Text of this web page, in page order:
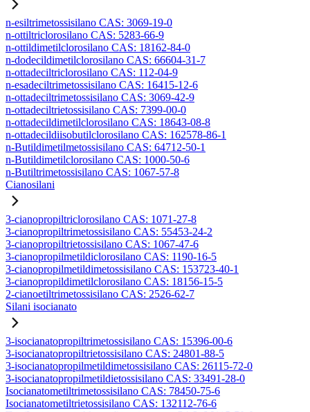
n-esiltrimetossisilano CAS: 3069-19-0
n-ottiltriclorosilano CAS: 5283-66-9
n-ottildimetilclorosilano CAS: 18162-84-0
n-dodecildimetilclorosilano CAS: 66604-31-7
n-ottadeciltriclorosilano CAS: 112-04-9
n-esadeciltrimetossisilano CAS: 16415-12-6
n-ottadeciltrimetossisilano CAS: 3069-42-9
n-ottadeciltrietossisilano CAS: 7399-00-0
n-ottadecildimetilclorosilano CAS: 18643-08-8
n-ottadecildiisobutilclorosilano CAS: 162578-86-1
n-Butildimetilmetossisilano CAS: 64712-50-1
n-Butildimetilclorosilano CAS: 1000-50-6
n-Butiltrimetossisilano CAS: 1067-57-8
Cianosilani
3-cianopropiltriclorosilano CAS: 1071-27-8
3-cianopropiltrimetossisilano CAS: 55453-24-2
3-cianopropiltrietossisilano CAS: 1067-47-6
3-cianopropilmetildiclorosilano CAS: 1190-16-5
3-cianopropilmetildimetossisilano CAS: 153723-40-1
3-cianopropildimetilclorosilano CAS: 18156-15-5
2-cianoetiltrimetossisilano CAS: 2526-62-7
Silani isocianato
3-isocianatopropiltrimetossisilano CAS: 15396-00-6
3-isocianatopropiltrietossisilano CAS: 24801-88-5
3-isocianatopropilmetildimetossisilano CAS: 26115-72-0
3-isocianatopropilmetildietossisilano CAS: 33491-28-0
Isocianatometiltrimetossisilano CAS: 78450-75-6
Isocianatometiltrietossisilano CAS: 132112-76-6